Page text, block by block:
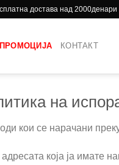
достава над 2000денари
ПРОМОЦИЈА КОНТАКТ
на
кои се нарачани
која ја имате